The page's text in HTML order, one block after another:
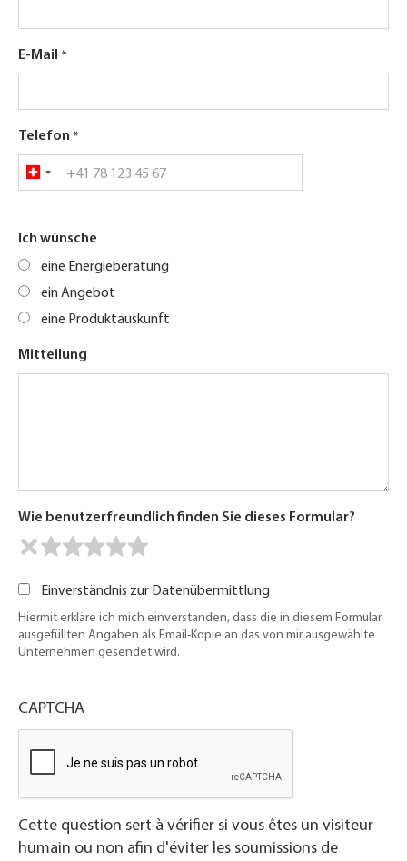
E-Mail
Telefon
Ich wünsche
eine Energieberatung
ein Angebot
eine Produktauskunft
Mitteilung
Wie benutzerfreundlich finden Sie dieses Formular?
Einverständnis zur Datenübermittlung
Hiermit erkläre ich mich einverstanden, dass die in diesem Formular
ausgefüllten Angaben als Email-Kopie an das von mir ausgewählte
Unternehmen gesendet wird.
CAPTCHA
Cette question sert à vérifier si vous êtes un visiteur
humain ou non afin d'éviter les soumissions de